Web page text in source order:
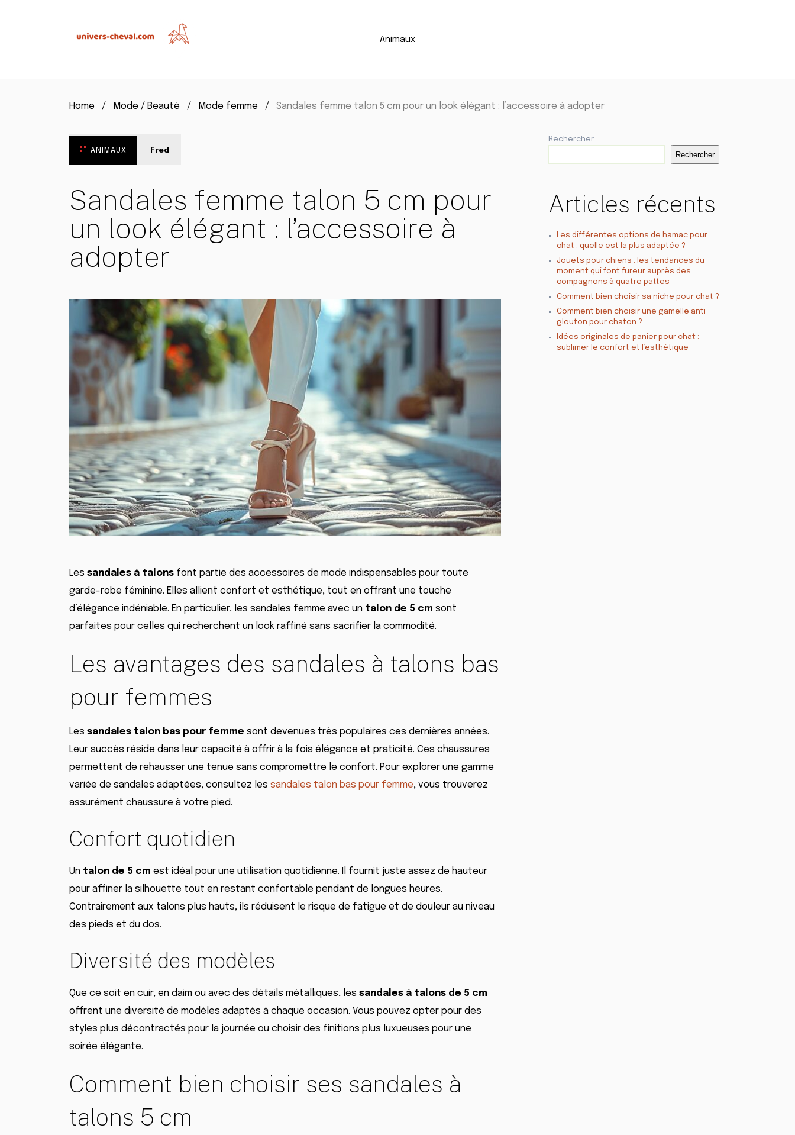
Animaux
Home Mode / Beauté Mode femme Sandales femme talon 5 cm pour un look élégant : l’accessoire à adopter
ANIMAUX Fred
Sandales femme talon 5 cm pour
un look élégant : l’accessoire à
adopter
Les sandales à talons font partie des accessoires de mode indispensables pour toute
garde-robe féminine. Elles allient confort et esthétique, tout en offrant une touche
d’élégance indéniable. En particulier, les sandales femme avec un talon de 5 cm sont
parfaites pour celles qui recherchent un look raffiné sans sacrifier la commodité.
Les avantages des sandales à talons bas
pour femmes
Les sandales talon bas pour femme sont devenues très populaires ces dernières années.
Leur succès réside dans leur capacité à offrir à la fois élégance et praticité. Ces chaussures
permettent de rehausser une tenue sans compromettre le confort. Pour explorer une gamme
variée de sandales adaptées, consultez les sandales talon bas pour femme, vous trouverez
assurément chaussure à votre pied.
Confort quotidien
Un talon de 5 cm est idéal pour une utilisation quotidienne. Il fournit juste assez de hauteur
pour affiner la silhouette tout en restant confortable pendant de longues heures.
Contrairement aux talons plus hauts, ils réduisent le risque de fatigue et de douleur au niveau
des pieds et du dos.
Diversité des modèles
Que ce soit en cuir, en daim ou avec des détails métalliques, les sandales à talons de 5 cm
offrent une diversité de modèles adaptés à chaque occasion. Vous pouvez opter pour des
styles plus décontractés pour la journée ou choisir des finitions plus luxueuses pour une
soirée élégante.
Comment bien choisir ses sandales à
talons 5 cm
Rechercher
Rechercher
Articles récents
Les différentes options de hamac pour
chat : quelle est la plus adaptée ?
Jouets pour chiens : les tendances du
moment qui font fureur auprès des
compagnons à quatre pattes
Comment bien choisir sa niche pour chat ?
Comment bien choisir une gamelle anti
glouton pour chaton ?
Idées originales de panier pour chat :
sublimer le confort et l’esthétique